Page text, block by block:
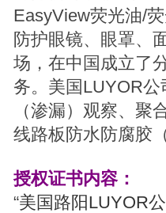
EasyView荧光油/
防护眼镜、眼罩、
场，在中国成立了
务。美国LUYOR
（渗漏）观察、
线路板防水防腐胶
授权证书内容：
“美国路阳LUYOR